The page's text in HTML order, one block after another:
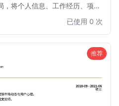
将个人信息、工作经历、项目
帮助你在众多简历中脱颖而出。
补学历背景，展现专业能力的新
已使用 0 次
推荐